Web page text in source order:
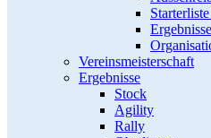
Vereinsmeisterschaft
Ergebnisse
Stock
Agility
Rally